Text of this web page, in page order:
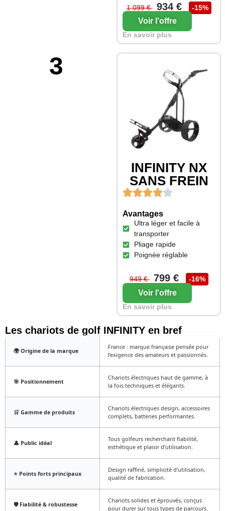
1 099 € 934 € -15%
Voir l'offre
En savoir plus
3
INFINITY NX
SANS FREIN
Avantages
Ultra léger et facile à
transporter
Pliage rapide
Poignée réglable
949 € 799 € -16%
Voir l'offre
En savoir plus
Les chariots de golf INFINITY en bref
🌍 Origine de la marque
France : marque française pensée pour
l’exigence des amateurs et passionnés.
🎯 Positionnement
Chariots électriques haut de gamme, à
la fois techniques et élégants.
🛒 Gamme de produits
Chariots électriques design, accessoires
complets, batteries performantes.
👤 Public idéal
Tous golfeurs recherchant fiabilité,
esthétique et plaisir d’utilisation.
⭐ Points forts principaux
Design raffiné, simplicité d’utilisation,
qualité de fabrication.
🛡️ Fiabilité & robustesse
Chariots solides et éprouvés, conçus
pour durer sur tous types de parcours.